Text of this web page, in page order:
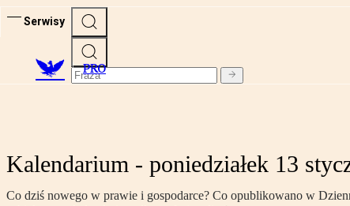
Serwisy
PRO
Kalendarium - poniedziałek 13
Co dziś nowego w prawie i gospodarce? Co opublikowano w